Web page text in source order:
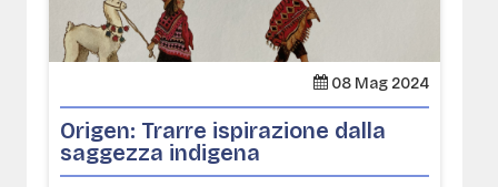
08 Mag 2024
Origen: Trarre ispirazione dalla
saggezza indigena